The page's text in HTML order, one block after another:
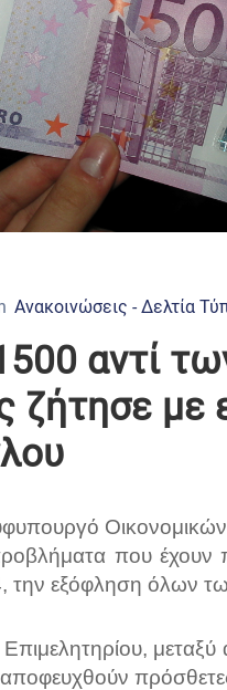
Ανακοινώσεις - Δελτία
αντί
ζήτησε με
που έχουν
την εξόφληση όλων